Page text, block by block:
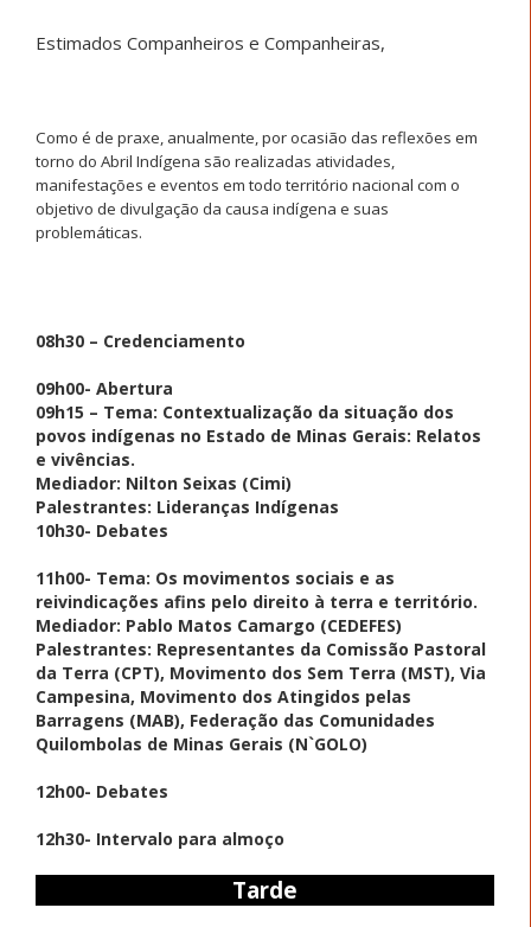
Estimados Companheiros e Companheiras,
Como é de praxe, anualmente, por ocasião das reflexões em
torno do Abril Indígena são realizadas atividades,
manifestações e eventos em todo território nacional com o
objetivo de divulgação da causa indígena e suas
problemáticas.
08h30 – Credenciamento
09h00- Abertura
09h15 – Tema: Contextualização da situação dos
povos indígenas no Estado de Minas Gerais: Relatos
e vivências.
Mediador: Nilton Seixas (Cimi)
Palestrantes: Lideranças Indígenas
10h30- Debates
11h00- Tema: Os movimentos sociais e as
reivindicações afins pelo direito à terra e território.
Mediador: Pablo Matos Camargo (CEDEFES)
Palestrantes: Representantes da Comissão Pastoral
da Terra (CPT), Movimento dos Sem Terra (MST), Via
Campesina, Movimento dos Atingidos pelas
Barragens (MAB), Federação das Comunidades
Quilombolas de Minas Gerais (N`GOLO)
12h00- Debates
12h30- Intervalo para almoço
Tarde